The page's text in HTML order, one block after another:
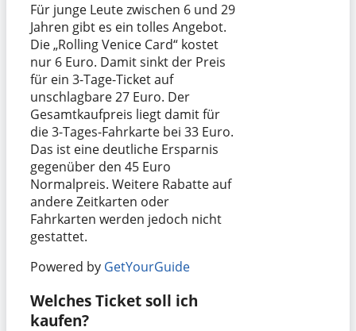
Für junge Leute zwischen 6 und 29
Jahren gibt es ein tolles Angebot.
Die „Rolling Venice Card“ kostet
nur 6 Euro. Damit sinkt der Preis
für ein 3-Tage-Ticket auf
unschlagbare 27 Euro. Der
Gesamtkaufpreis liegt damit für
die 3-Tages-Fahrkarte bei 33 Euro.
Das ist eine deutliche Ersparnis
gegenüber den 45 Euro
Normalpreis. Weitere Rabatte auf
andere Zeitkarten oder
Fahrkarten werden jedoch nicht
gestattet.
Powered by GetYourGuide
Welches Ticket soll ich
kaufen?